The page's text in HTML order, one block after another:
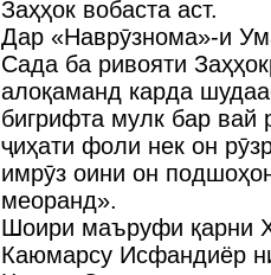
Заҳҳок вобаста аст.
Дар «Наврӯзнома»-и
Сада ба ривояти
алоқаманд карда
бигрифта мулк бар вай
ҷиҳати фоли нек он
имрӯз оини он
меоранд».
Шоири маъруфи қарни
Каюмарсу Исфандиёр